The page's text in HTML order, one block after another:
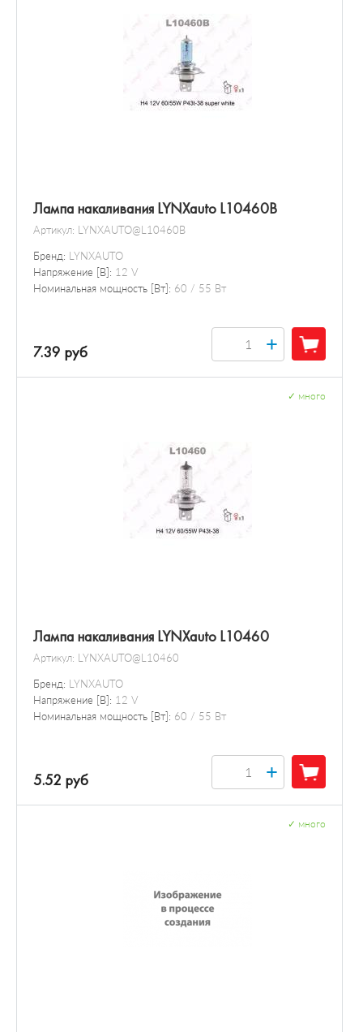
Лампа накаливания LYNXauto L10460B
Артикул: LYNXAUTO@L10460B
Бренд: LYNXAUTO
Напряжение [В]: 12 V
Номинальная мощность [Вт]: 60 / 55 Вт
7.39 руб +
Лампа накаливания LYNXauto L10460
Артикул: LYNXAUTO@L10460
Бренд: LYNXAUTO
Напряжение [В]: 12 V
Номинальная мощность [Вт]: 60 / 55 Вт
много
5.52 руб +
много